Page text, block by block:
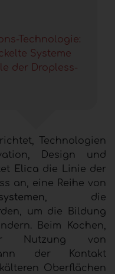
Technologie:
Systeme
der Dropless-
Technologien
Design und
Elica die
Linie der
an, eine Reihe von
, die
um die Bildung
Beim Kochen,
Nutzung von
der Kontakt
Oberflächen